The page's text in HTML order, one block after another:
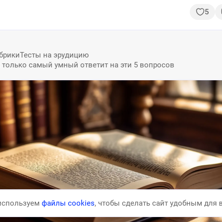
5
Тесты на эрудицию
только самый умный ответит на эти 5 вопросов
файлы cookies, чтобы сделать сайт удобным для